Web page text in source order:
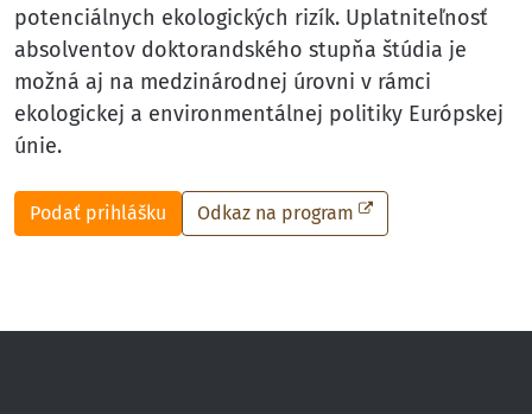
potenciálnych ekologických rizík. Uplatniteľnosť
absolventov doktorandského stupňa štúdia je
možná aj na medzinárodnej úrovni v rámci
ekologickej a environmentálnej politiky Európskej
únie.
Podať prihlášku Odkaz na program